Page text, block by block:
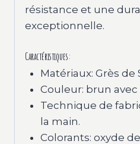
résistance et une
exceptionnelle.
Caractéristiques:
Matériaux: Grès de
Couleur: brun
Technique de
la main.
Colorants: oxyde